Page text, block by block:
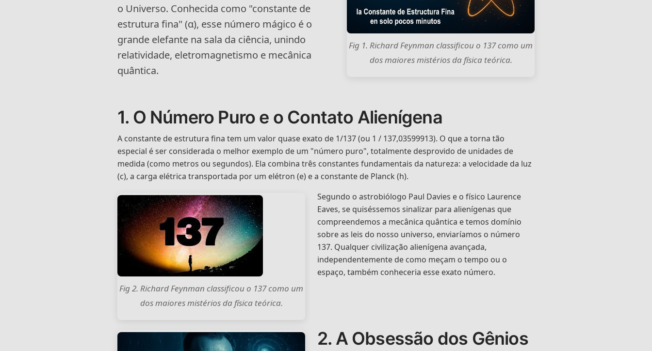
Fig 1. Richard Feynman classificou o 137 como um
dos maiores mistérios da física teórica.
o Universo. Conhecida como "constante de
estrutura fina" (α), esse número mágico é o
grande elefante na sala da ciência, unindo
relatividade, eletromagnetismo e mecânica
quântica.
1. O Número Puro e o Contato Alienígena
A constante de estrutura fina tem um valor quase exato de 1/137 (ou 1 / 137,03599913). O que a torna tão
especial é ser considerada o melhor exemplo de um "número puro", totalmente desprovido de unidades de
medida (como metros ou segundos). Ela combina três constantes fundamentais da natureza: a velocidade da luz
(c), a carga elétrica transportada por um elétron (e) e a constante de Planck (h).
Fig 2. Richard Feynman classificou o 137 como um
dos maiores mistérios da física teórica.
Segundo o astrobiólogo Paul Davies e o físico Laurence
Eaves, se quiséssemos sinalizar para alienígenas que
compreendemos a mecânica quântica e temos domínio
sobre as leis do nosso universo, enviaríamos o número
137. Qualquer civilização alienígena avançada,
independentemente de como meçam o tempo ou o
espaço, também conheceria esse exato número.
2. A Obsessão dos Gênios